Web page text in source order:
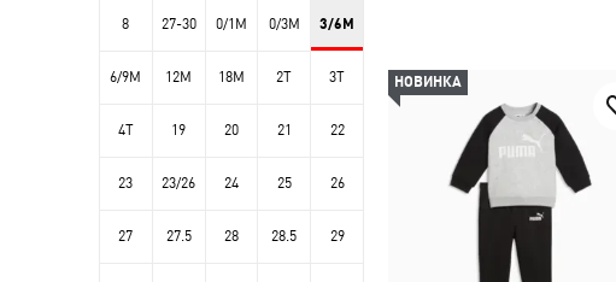
НОВИНКА
8 27-30 0/1M 0/3M 3/6M
6/9M 12M 18M 2T 3T
4T 19 20 21 22
23 23/26 24 25 26
27 27.5 28 28.5 29